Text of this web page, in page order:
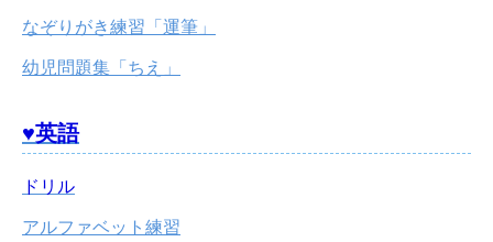
なぞりがき練習「運筆」
幼児問題集「ちえ」
♥英語
ドリル
アルファベット練習